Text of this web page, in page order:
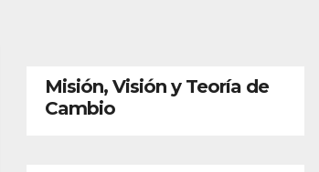
Misión, Visión y Teoría de
Cambio